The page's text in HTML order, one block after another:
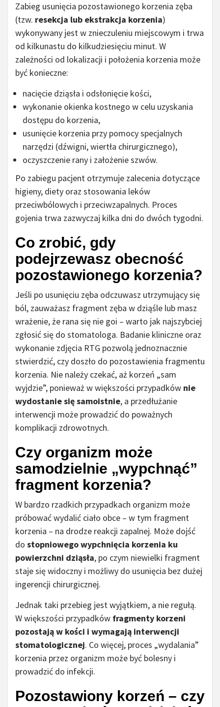
Zabieg usunięcia pozostawionego korzenia zęba
(tzw. resekcja lub ekstrakcja korzenia)
wykonywany jest w znieczuleniu miejscowym i trwa
od kilkunastu do kilkudziesięciu minut. W
zależności od lokalizacji i położenia korzenia może
być konieczne:
nacięcie dziąsła i odsłonięcie kości,
wykonanie okienka kostnego w celu uzyskania
dostępu do korzenia,
usunięcie korzenia przy pomocy specjalnych
narzędzi (dźwigni, wiertła chirurgicznego),
oczyszczenie rany i założenie szwów.
Po zabiegu pacjent otrzymuje zalecenia dotyczące
higieny, diety oraz stosowania leków
przeciwbólowych i przeciwzapalnych. Proces
gojenia trwa zazwyczaj kilka dni do dwóch tygodni.
Co zrobić, gdy
podejrzewasz obecność
pozostawionego korzenia?
Jeśli po usunięciu zęba odczuwasz utrzymujący się
ból, zauważasz fragment zęba w dziąśle lub masz
wrażenie, że rana się nie goi – warto jak najszybciej
zgłosić się do stomatologa. Badanie kliniczne oraz
wykonanie zdjęcia RTG pozwolą jednoznacznie
stwierdzić, czy doszło do pozostawienia fragmentu
korzenia. Nie należy czekać, aż korzeń „sam
wyjdzie”, ponieważ w większości przypadków nie
wydostanie się samoistnie, a przedłużanie
interwencji może prowadzić do poważnych
komplikacji zdrowotnych.
Czy organizm może
samodzielnie „wypchnąć”
fragment korzenia?
W bardzo rzadkich przypadkach organizm może
próbować wydalić ciało obce – w tym fragment
korzenia – na drodze reakcji zapalnej. Może dojść
do stopniowego wypchnięcia korzenia ku
powierzchni dziąsła, po czym niewielki fragment
staje się widoczny i możliwy do usunięcia bez dużej
ingerencji chirurgicznej.
Jednak taki przebieg jest wyjątkiem, a nie regułą.
W większości przypadków fragmenty korzeni
pozostają w kości i wymagają interwencji
stomatologicznej. Co więcej, proces „wydalania”
korzenia przez organizm może być bolesny i
prowadzić do infekcji.
Pozostawiony korzeń – czy